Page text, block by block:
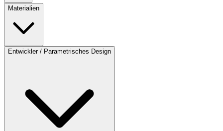
Materialien
Entwickler / Parametrisches Design